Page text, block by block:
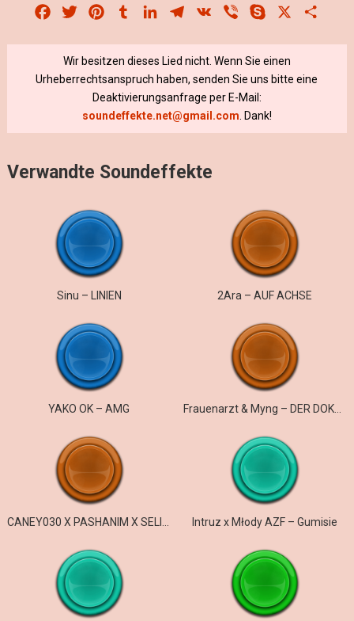
Facebook
Twitter PinterestTumblrLinkedInTelegram
VK Viber Skype
Wir besitzen dieses Lied nicht. Wenn Sie einen
Urheberrechtsanspruch haben, senden Sie uns bitte eine
Deaktivierungsanfrage per E-Mail:
soundeffekte.net@gmail.com . Dank!
Verwandte Soundeffekte
Sinu – LINIEN 2Ara – AUF ACHSE
YAKO OK – AMG Frauenarzt & Myng – DER DOKTOR UND DER ARZT
Intruz x Młody AZF – Gumisie